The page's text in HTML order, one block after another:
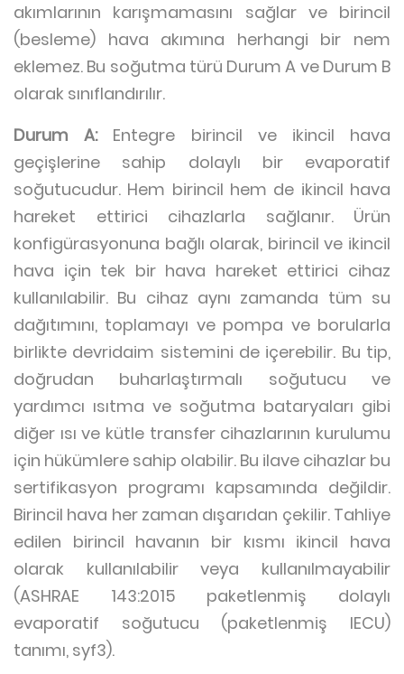
akımlarının karışmamasını sağlar ve birincil
(besleme) hava akımına herhangi bir nem
eklemez. Bu soğutma türü Durum A ve Durum B
olarak sınıflandırılır.
Durum A:Entegre birincil ve ikincil hava
geçişlerine sahip dolaylı bir evaporatif
soğutucudur. Hem birincil hem de ikincil hava
hareket ettirici cihazlarla sağlanır. Ürün
konfigürasyonuna bağlı olarak, birincil ve ikincil
hava için tek bir hava hareket ettirici cihaz
kullanılabilir. Bu cihaz aynı zamanda tüm su
dağıtımını, toplamayı ve pompa ve borularla
birlikte devridaim sistemini de içerebilir. Bu tip,
doğrudan buharlaştırmalı soğutucu ve
yardımcı ısıtma ve soğutma bataryaları gibi
diğer ısı ve kütle transfer cihazlarının kurulumu
için hükümlere sahip olabilir. Bu ilave cihazlar bu
sertifikasyon programı kapsamında değildir.
Birincil hava her zaman dışarıdan çekilir. Tahliye
edilen birincil havanın bir kısmı ikincil hava
olarak kullanılabilir veya kullanılmayabilir
(ASHRAE 143:2015 paketlenmiş dolaylı
evaporatif soğutucu (paketlenmiş IECU)
tanımı, syf3).